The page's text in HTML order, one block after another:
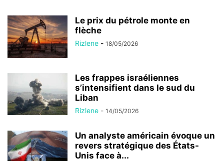
Le prix du pétrole monte en
flèche
Rizlene - 18/05/2026
Les frappes israéliennes
s’intensifient dans le sud du
Liban
Rizlene - 14/05/2026
Un analyste américain évoque un
revers stratégique des États-
Unis face à...